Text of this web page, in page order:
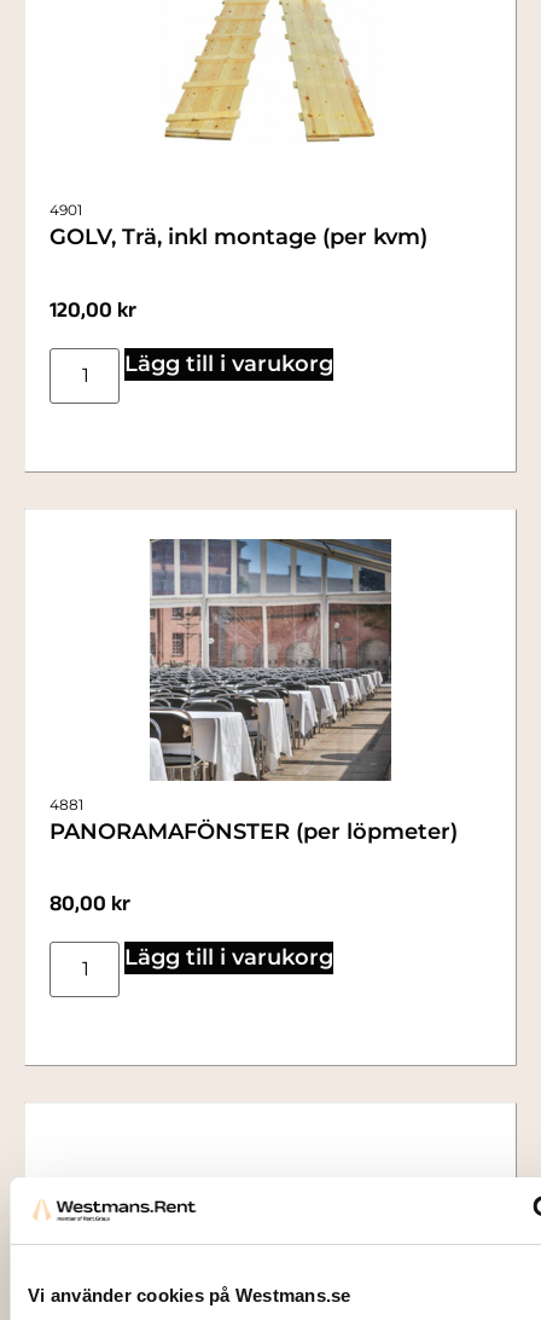
Vi använder cookies på Westmans.se
4901
GOLV, Trä, inkl montage (per kvm)
120,00 kr
Lägg till i varukorg
4881
PANORAMAFÖNSTER (per löpmeter)
80,00 kr
Lägg till i varukorg